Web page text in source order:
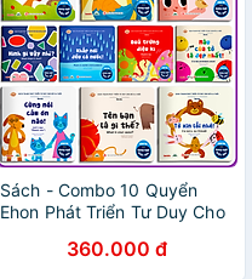
Sách - Combo 10 Quyển
Ehon Phát Triển Tư Duy Cho
360.000 đ